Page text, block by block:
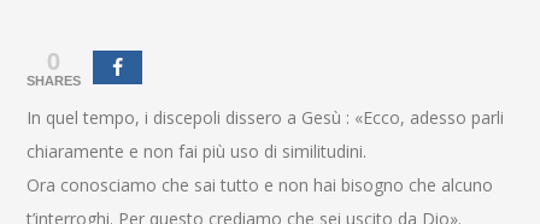
0
SHARES
In quel tempo, i discepoli dissero a Gesù : «Ecco, adesso parli
chiaramente e non fai più uso di similitudini.
Ora conosciamo che sai tutto e non hai bisogno che alcuno
t’interroghi. Per questo crediamo che sei uscito da Dio».